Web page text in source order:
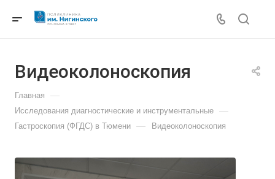
Видеоколоноскопия
Главная —
Исследования диагностические и инструментальные —
Гастроскопия (ФГДС) в Тюмени — Видеоколоноскопия